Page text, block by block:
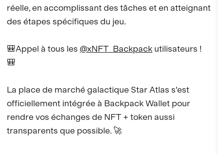
réelle, en accomplissant des tâches et en atteignant
des étapes spécifiques du jeu.
🎒Appel à tous les @xNFT_Backpack utilisateurs !
🎒
La place de marché galactique Star Atlas s'est
officiellement intégrée à Backpack Wallet pour
rendre vos échanges de NFT + token aussi
transparents que possible. 🚀